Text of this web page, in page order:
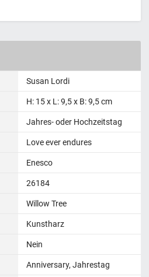
Susan Lordi
H: 15 x L: 9,5 x B: 9,5 cm
Jahres- oder Hochzeitstag
Love ever endures
Enesco
26184
Willow Tree
Kunstharz
Nein
Anniversary, Jahrestag